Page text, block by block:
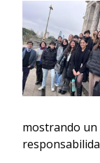
mostrando un